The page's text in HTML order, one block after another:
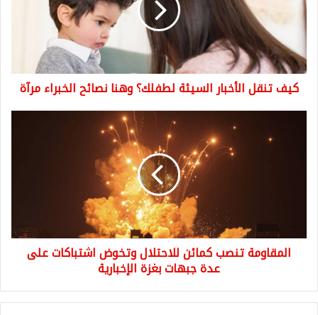
لطفلك؟
وهنا
نصائح
الخبراء
مرآة
كيف تنقل الأخبار السيئة لطفلك؟ وهنا نصائح الخبراء مرآة
جبهات
المقاومة تنصب كمائن للاحتلال وتخوض اشتباكات على
عدة جبهات بغزة الإخبارية